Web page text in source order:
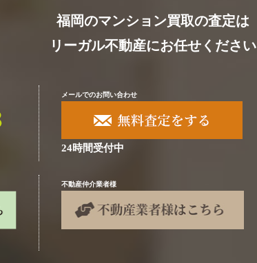
福岡のマンション買取の査定は
リーガル不動産にお任せください
メールでのお問い合わせ
24時間受付中
不動産仲介業者様